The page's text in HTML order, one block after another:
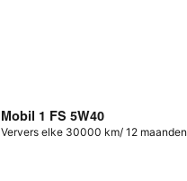
Mobil 1 FS 5W40
Ververs elke 30000 km/ 12 maanden